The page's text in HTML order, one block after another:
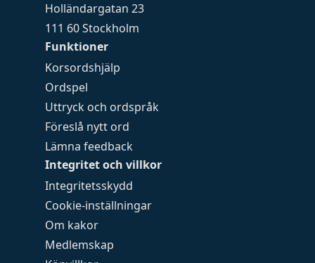
Funktioner
Korsordshjälp
Ordspel
Uttryck och ordspråk
Föreslå nytt ord
Lämna feedback
Integritet och villkor
Integritetsskydd
Cookie-inställningar
Om kakor
Medlemskap
Holländargatan 23
111 60 Stockholm